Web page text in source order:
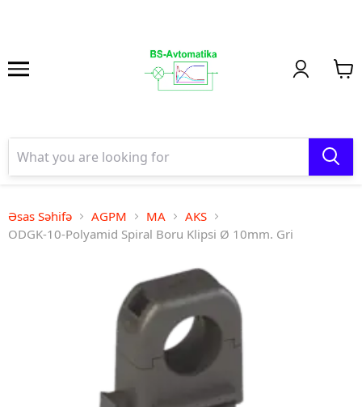
Əsas Səhifə AGPM MA
AKS
ODGK-10-Polyamid Spiral Boru Klipsi Ø 10mm. Gri